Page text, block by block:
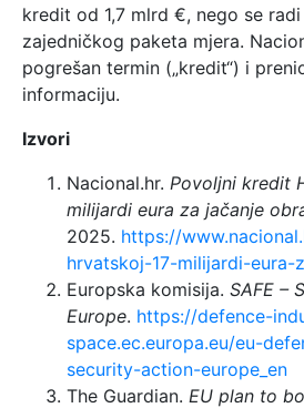
kredit od 1,7 mlrd €, nego se
zajedničkog paketa mjera.
pogrešan termin („kredit“) i
informaciju.
Izvori
Nacional.hr. Povoljni kredit
milijardi eura za jačanje
2025. https://
hrvatskoj-17-milijardi-eura-
Europska komisija. SAFE –
Europe. https://defence-
space.ec.europa.eu/eu-
security-action-europe_en
The Guardian. EU plan to